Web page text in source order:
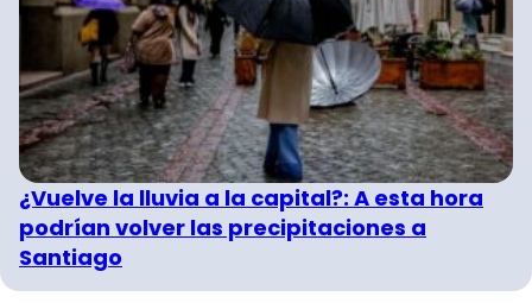
¿Vuelve la lluvia a la capital?: A esta hora
podrían volver las precipitaciones a
Santiago